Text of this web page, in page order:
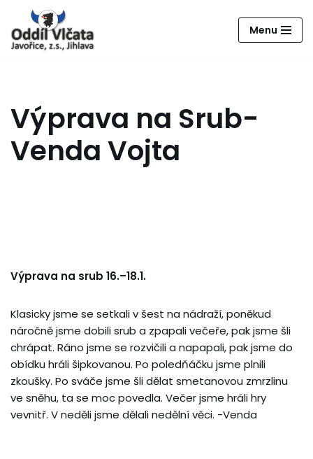
Přeskočit
na
Menu
Výprava na Srub-
Venda Vojta
Výprava na srub 16.–18.1.
Klasicky jsme se setkali v šest na nádraží, poněkud
náročně jsme dobili srub a zpapali večeře, pak jsme šli
chrápat. Ráno jsme se rozvičili a napapali, pak jsme do
obídku hráli šipkovanou. Po poledňáčku jsme plnili
zkoušky. Po sváče jsme šli dělat smetanovou zmrzlinu
ve sněhu, ta se moc povedla. Večer jsme hráli hry
vevnitř. V neděli jsme dělali nedělní věci. -Venda